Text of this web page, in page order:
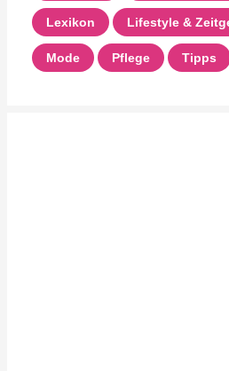
Lexikon Lifestyle &
Mode Pflege Tipps